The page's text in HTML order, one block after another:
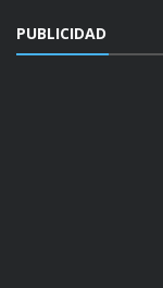
PUBLICIDAD